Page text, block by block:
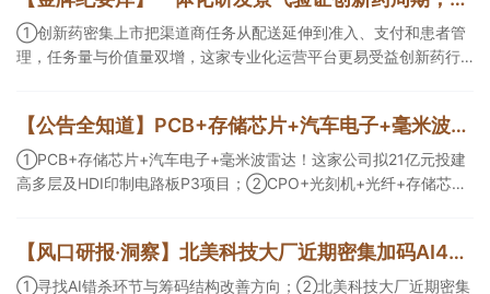
①创新药密集上市把渠道商任务从配送延伸到准入、支付和患者管
理，任务量与价值量双增，这家专业化运营平台更易受益创新药行
研发会带动数据生产与分析设备、生物工艺与制药装备等需求，管
线推进后这一类企业会随产业节奏随后受益。
【公告全知道】PCB+存储芯片+汽车电子+毫米波雷达！公司拟21亿元投建高多层及HDI印制电路板P3项目
①PCB+存储芯片+汽车电子+毫米波雷达！这家公司拟21亿元投建
高多层及HDI印制电路板P3项目；②CPO+光刻机+光纤+存储芯
纯六氟化钨量产。
【风口研报·洞察】北美科技大厂近期密集加码AI4S，分析师看好上游药物早研产业链成为“卖铲层”，或率先受益于模型训练带来的需求井喷；寻找AI错杀环节与筹码结构改善方向
①寻找AI错杀环节与筹码结构改善方向；②北美科技大厂近期密集